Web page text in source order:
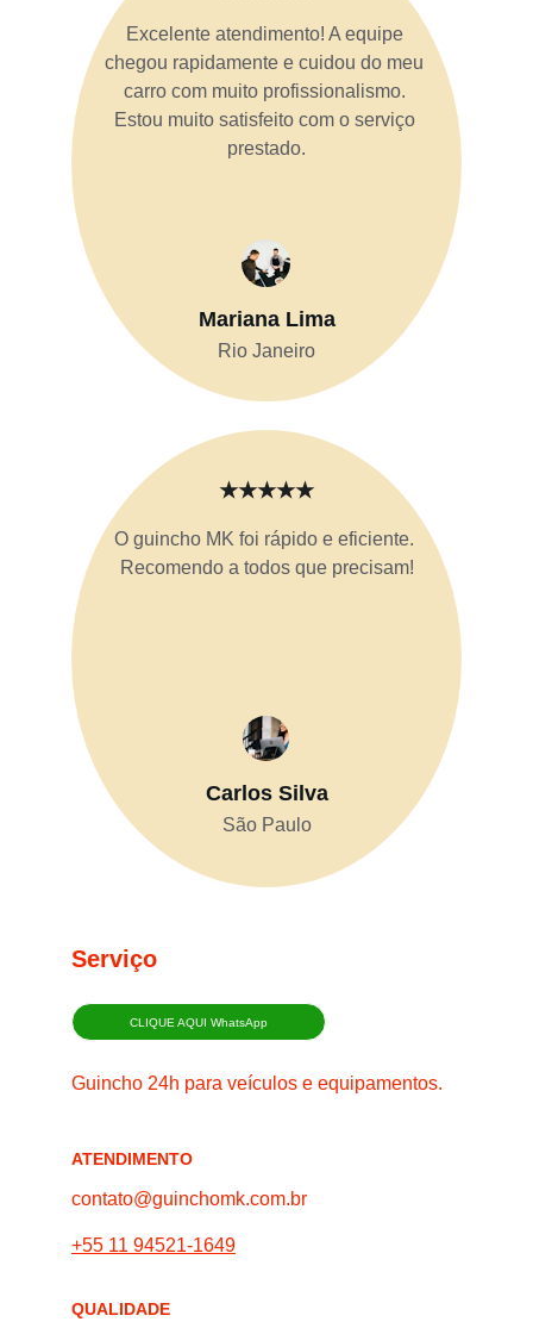
O guincho MK foi rápido e eficiente.
Recomendo a todos que precisam!
Carlos Silva
São Paulo
Excelente atendimento! A equipe
chegou rapidamente e cuidou do meu
carro com muito profissionalismo.
Estou muito satisfeito com o serviço
prestado.
Mariana Lima
Rio Janeiro
★★★★★
Serviço
Guincho 24h para veículos e equipamentos.
ATENDIMENTO
QUALIDADE
contato@guinchomk.com.br
+55 11 94521-1649
CLIQUE AQUI WhatsApp